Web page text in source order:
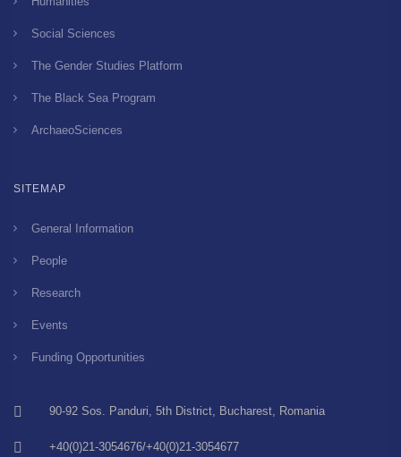
Social Sciences
The Gender Studies Platform
The Black Sea Program
ArchaeoSciences
SITEMAP
General Information
People
Research
Events
Funding Opportunities
90-92 Sos. Panduri, 5th District, Bucharest, Romania
+40(0)21-3054676/+40(0)21-3054677